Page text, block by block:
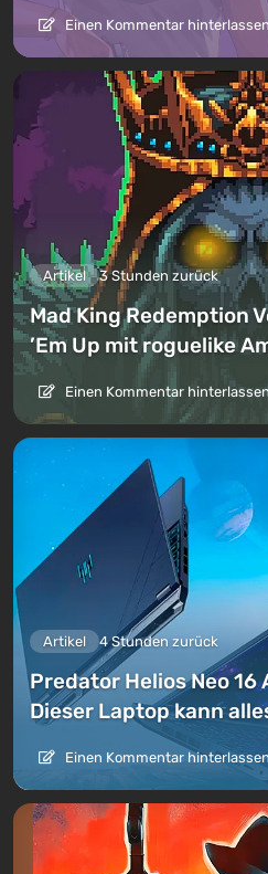
Einen Kommentar hinterlassen
Artikel 3 Stunden zurück
Mad King Redemption
’Em Up mit roguelike
Einen Kommentar hinterlassen
Artikel 4 Stunden zurück
Predator Helios Neo
Dieser Laptop kann
Einen Kommentar hinterlassen